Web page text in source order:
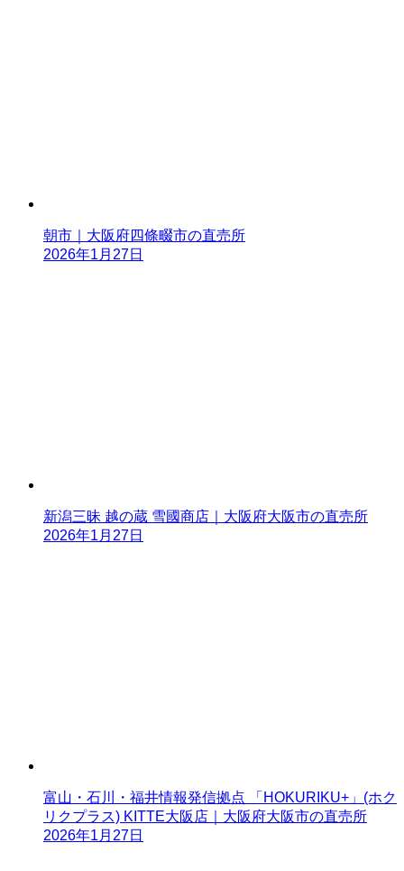
朝市｜大阪府四條畷市の直売所
2026年1月27日
新潟三昧 越の蔵 雪國商店｜大阪府大阪市の直売所
2026年1月27日
富山・石川・福井情報発信拠点 「HOKURIKU+」(ホク
リクプラス) KITTE大阪店｜大阪府大阪市の直売所
2026年1月27日